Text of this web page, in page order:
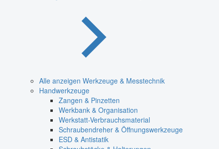
Alle anzeigen Werkzeuge & Messtechnik
Handwerkzeuge
Zangen & Pinzetten
Werkbank & Organisation
Werkstatt-Verbrauchsmaterial
Schraubendreher & Öffnungswerkzeuge
ESD & Antistatik